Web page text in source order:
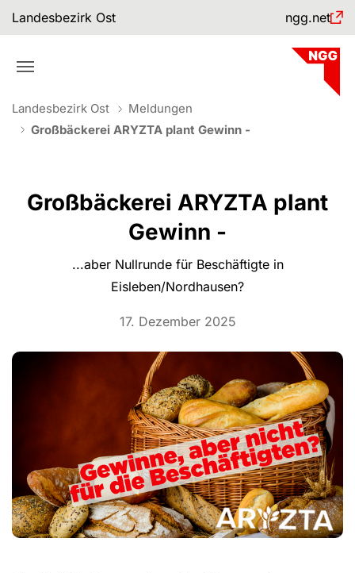
Skip to main navigation
Skip to main content
Skip to page footer
Landesbezirk Ost ngg.net
You are here:
Landesbezirk Ost
Meldungen
Großbäckerei ARYZTA plant Gewinn -
Großbäckerei ARYZTA plant
Gewinn -
...aber Nullrunde für Beschäftigte in
Eisleben/Nordhausen?
17. Dezember 2025